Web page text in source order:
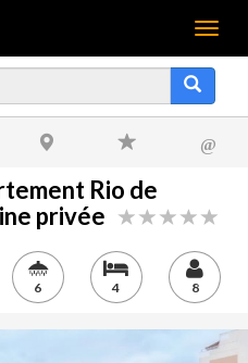
Menu
@
Rio de
privée
6 4 8